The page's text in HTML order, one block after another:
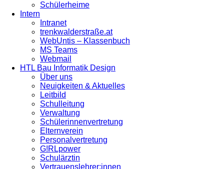
Schülerheime
Intern
Intranet
trenkwalderstraße.at
WebUntis – Klassenbuch
MS Teams
Webmail
HTL Bau Informatik Design
Über uns
Neuigkeiten & Aktuelles
Leitbild
Schulleitung
Verwaltung
Schülerinnenvertretung
Elternverein
Personalvertretung
G!RLpower
Schulärztin
Vertrauenslehrer:innen